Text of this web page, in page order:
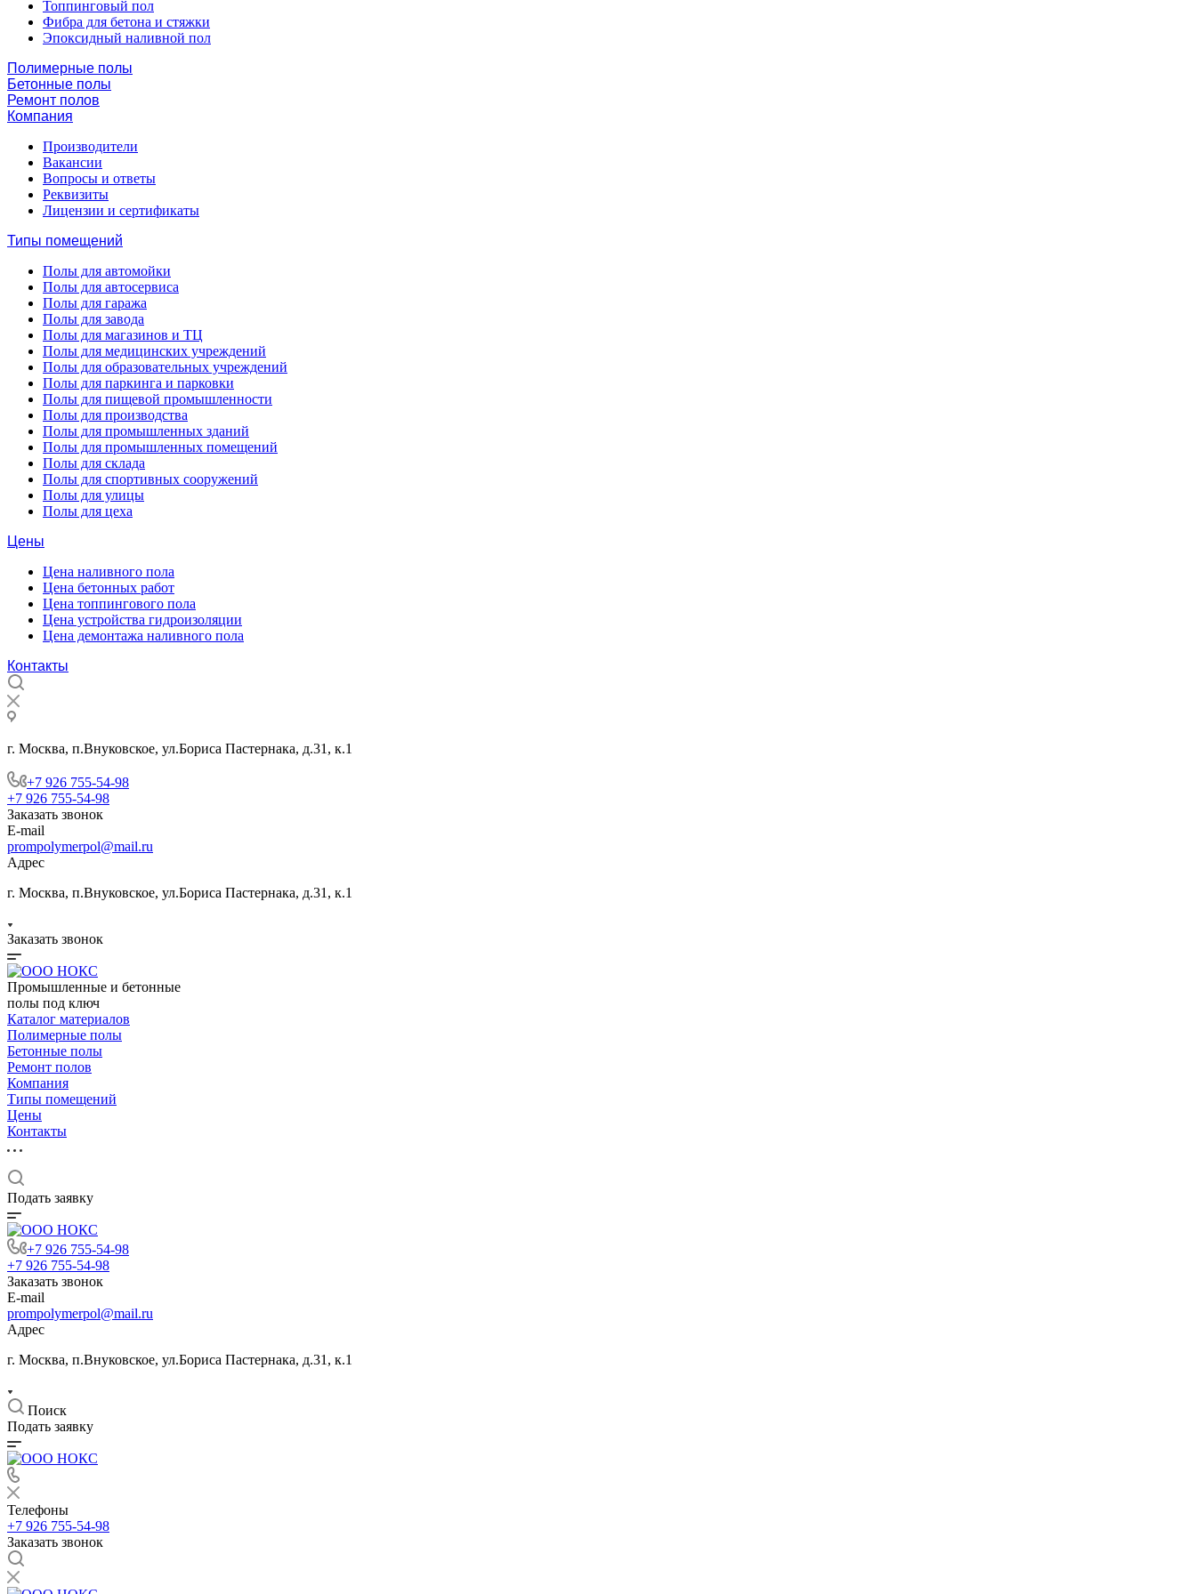
Топпинговый пол
Фибра для бетона и стяжки
Эпоксидный наливной пол
Полимерные полы
Бетонные полы
Ремонт полов
Компания
Производители
Вакансии
Вопросы и ответы
Реквизиты
Лицензии и сертификаты
Типы помещений
Полы для автомойки
Полы для автосервиса
Полы для гаража
Полы для завода
Полы для магазинов и ТЦ
Полы для медицинских учреждений
Полы для образовательных учреждений
Полы для паркинга и парковки
Полы для пищевой промышленности
Полы для производства
Полы для промышленных зданий
Полы для промышленных помещений
Полы для склада
Полы для спортивных сооружений
Полы для улицы
Полы для цеха
Цены
Цена наливного пола
Цена бетонных работ
Цена топпингового пола
Цена устройства гидроизоляции
Цена демонтажа наливного пола
Контакты
г. Москва, п.Внуковское, ул.Бориса Пастернака, д.31, к.1
+7 926 755-54-98
+7 926 755-54-98
Заказать звонок
E-mail
prompolymerpol@mail.ru
Адрес
г. Москва, п.Внуковское, ул.Бориса Пастернака, д.31, к.1
Заказать звонок
Промышленные и бетонные
полы под ключ
Каталог материалов
Полимерные полы
Бетонные полы
Ремонт полов
Компания
Типы помещений
Цены
Контакты
Подать заявку
+7 926 755-54-98
+7 926 755-54-98
Заказать звонок
E-mail
prompolymerpol@mail.ru
Адрес
г. Москва, п.Внуковское, ул.Бориса Пастернака, д.31, к.1
Поиск
Подать заявку
Телефоны
+7 926 755-54-98
Заказать звонок